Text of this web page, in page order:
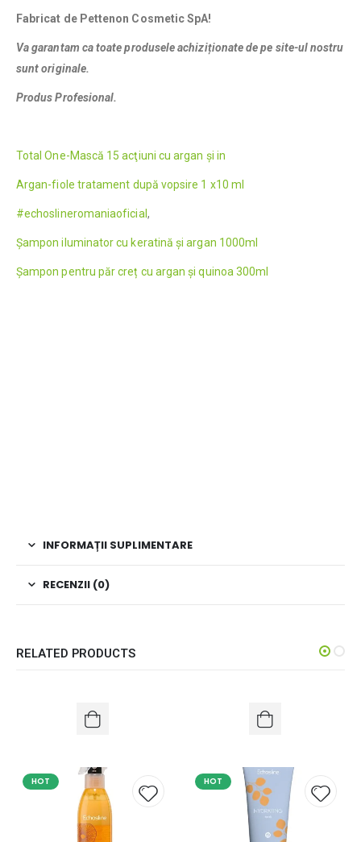
Fabricat de Pettenon Cosmetic SpA!
Va garantam ca toate produsele achiziționate de pe site-ul nostru
sunt originale.
Produs Profesional.
Total One-Mască 15 acţiuni cu argan şi in
Argan-fiole tratament după vopsire 1 x10 ml
#echoslineromaniaoficial ,
Șampon iluminator cu keratină și argan 1000ml
Șampon pentru păr creț cu argan și quinoa 300ml
INFORMAȚII SUPLIMENTARE
RECENZII (0)
RELATED PRODUCTS
HOT HOT